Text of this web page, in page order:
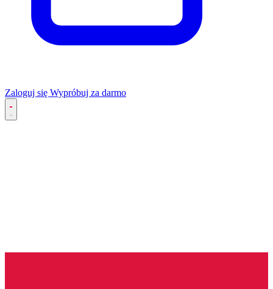
Zaloguj się Wypróbuj za darmo